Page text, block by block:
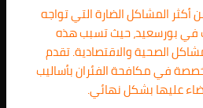
المشاكل الضارة التي تواجه
في بورسعيد، حيث تسبب هذه
الصحية والاقتصادية. تقدم
في مكافحة الفئران بأساليب
عليها بشكل نهائي.